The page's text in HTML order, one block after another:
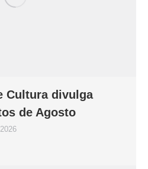
Cultura divulga
de Agosto